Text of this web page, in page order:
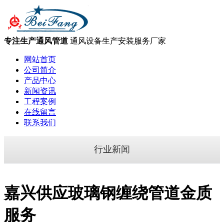
专注生产通风管道 通风设备生产安装服务厂家
网站首页
公司简介
产品中心
新闻资讯
工程案例
在线留言
联系我们
行业新闻
嘉兴供应玻璃钢缠绕管道金质
服务